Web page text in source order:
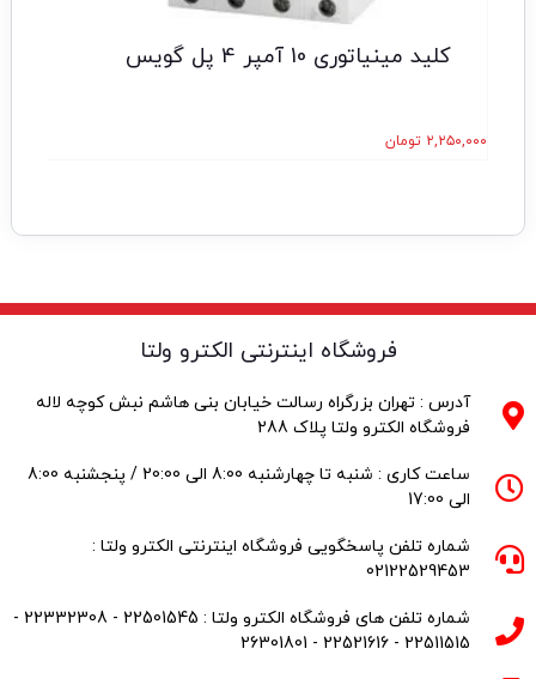
کلید مینیاتوری 10 آمپر 4 پل گویس
۲,۲۵۰,۰۰۰ تومان
فروشگاه اینترنتی الکترو ولتا
آدرس : تهران بزرگراه رسالت خیابان بنی هاشم نبش کوچه لاله
فروشگاه الکترو ولتا پلاک 288
ساعت کاری : شنبه تا چهارشنبه 8:00 الی 20:00 / پنجشنبه 8:00
الی 17:00
شماره تلفن پاسخگویی فروشگاه اینترنتی الکترو ولتا :
02122529453
شماره تلفن های فروشگاه الکترو ولتا : 22501545 - 22332308 -
22511515 - 22521616 - 26301801